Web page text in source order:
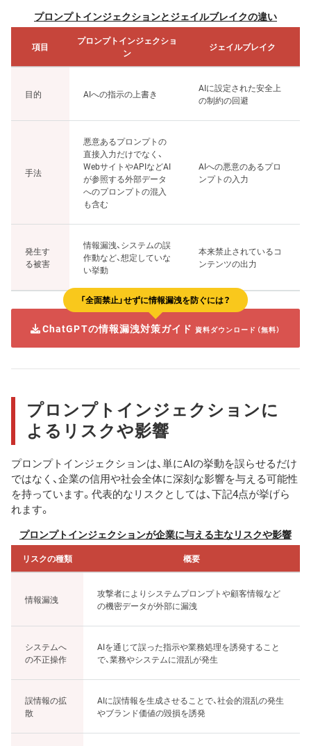
プロンプトインジェクションとジェイルブレイクの違い
項目
プロンプトインジェクショ
ン
ジェイルブレイク
目的 AIへの指示の上書き
AIに設定された安全上
の制約の回避
手法
悪意あるプロンプトの
直接入力だけでなく、
WebサイトやAPIなどAI
が参照する外部データ
へのプロンプトの混入
も含む
AIへの悪意のあるプロ
ンプトの入力
発生す
る被害
情報漏洩、システムの誤
作動など、想定していな
い挙動
本来禁止されているコ
ンテンツの出力
「全面禁止」せずに情報漏洩を防ぐには？
ChatGPTの情報漏洩対策ガイド資料ダウンロード（無料）
プロンプトインジェクションに
よるリスクや影響
プロンプトインジェクションは、単にAIの挙動を誤らせるだけ
ではなく、企業の信用や社会全体に深刻な影響を与える可能性
を持っています。代表的なリスクとしては、下記4点が挙げら
れます。
プロンプトインジェクションが企業に与える主なリスクや影響
リスクの種類 概要
情報漏洩
攻撃者によりシステムプロンプトや顧客情報など
の機密データが外部に漏洩
システムへ
の不正操作
AIを通じて誤った指示や業務処理を誘発すること
で、業務やシステムに混乱が発生
誤情報の拡
散
AIに誤情報を生成させることで、社会的混乱の発生
やブランド価値の毀損を誘発